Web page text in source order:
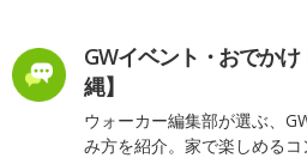
GWイベント・おでか
縄】
ウォーカー編集部が選ぶ、
み方を紹介。家で楽しめるコ